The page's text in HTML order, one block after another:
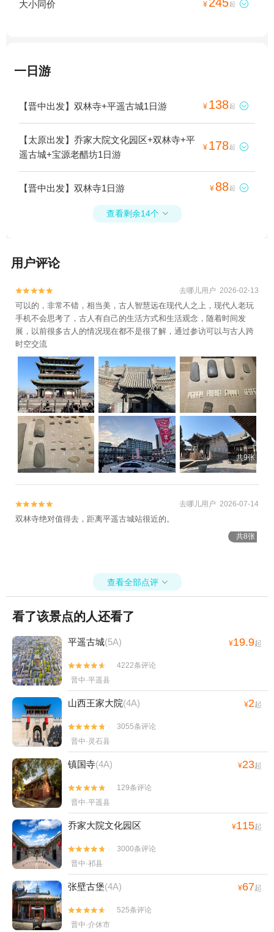
大小同价 ¥ 起 
一日游
【晋中出发】双林寺+平遥古城1日游 ¥ 138起 
【太原出发】乔家大院文化园区+双林寺+平
遥古城+宝源老醋坊1日游
¥ 178起 
【晋中出发】双林寺1日游 ¥ 88起 
查看剩余14个 
用户评论

 去哪儿用户 2026-02-13
可以的，非常不错，相当美，古人智慧远在现代人之上，现代人老玩
手机不会思考了，古人有自己的生活方式和生活观念，随着时间发
展，以前很多古人的情况现在都不是很了解，通过参访可以与古人跨
时空交流
共9张

 去哪儿用户 2026-07-14
双林寺绝对值得去，距离平遥古城站很近的。
共8张
查看全部点评 
看了该景点的人还看了
平遥古城(5A) ¥19.9起


4222条评论
晋中·平遥县
山西王家大院(4A) ¥2起


3055条评论
晋中·灵石县
镇国寺(4A) ¥23起


129条评论
晋中·平遥县
乔家大院文化园区 ¥115起


3000条评论
晋中·祁县
张壁古堡(4A) ¥67起


525条评论
晋中·介休市